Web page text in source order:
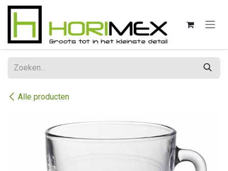
Overslaan naar inhoud
Alle producten